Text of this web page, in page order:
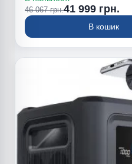
Вага (кг): 14
46 067 грн.41 999 грн.
В кошик